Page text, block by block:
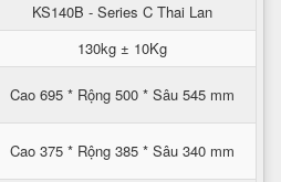
KS140B - Series C Thai Lan
130kg ± 10Kg
Cao 695 * Rộng 500 * Sâu 545 mm
Cao 375 * Rộng 385 * Sâu 340 mm